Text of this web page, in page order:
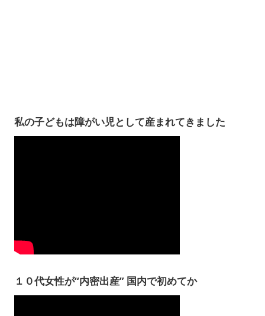
私の子どもは障がい児として産まれてきました
１０代女性が“内密出産” 国内で初めてか